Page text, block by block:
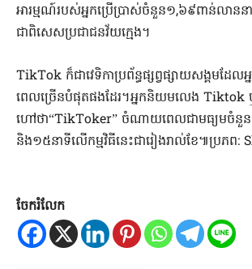
អារម្មណ៍របស់អ្នកប្រើប្រាស់ចំនួន១,៦៩ពាន់លាន
ជាពិសេសប្រជាជនវ័យក្មេង។
TikTok ក៏ជាវេទិកាប្រព័ន្ធផ្សព្វផ្សាយសង្គមដែ
ពេលច្រើនបំផុតផងដែរ។អ្នកនិយមលេង Tiktok
ហៅថា“TikToker” ចំណាយពេលជាមធ្យមចំនួ
និង១៥នាទីលើកម្មវិធីនេះជារៀងរាល់ខែ៕ប្រភព:
ចែករំលែក